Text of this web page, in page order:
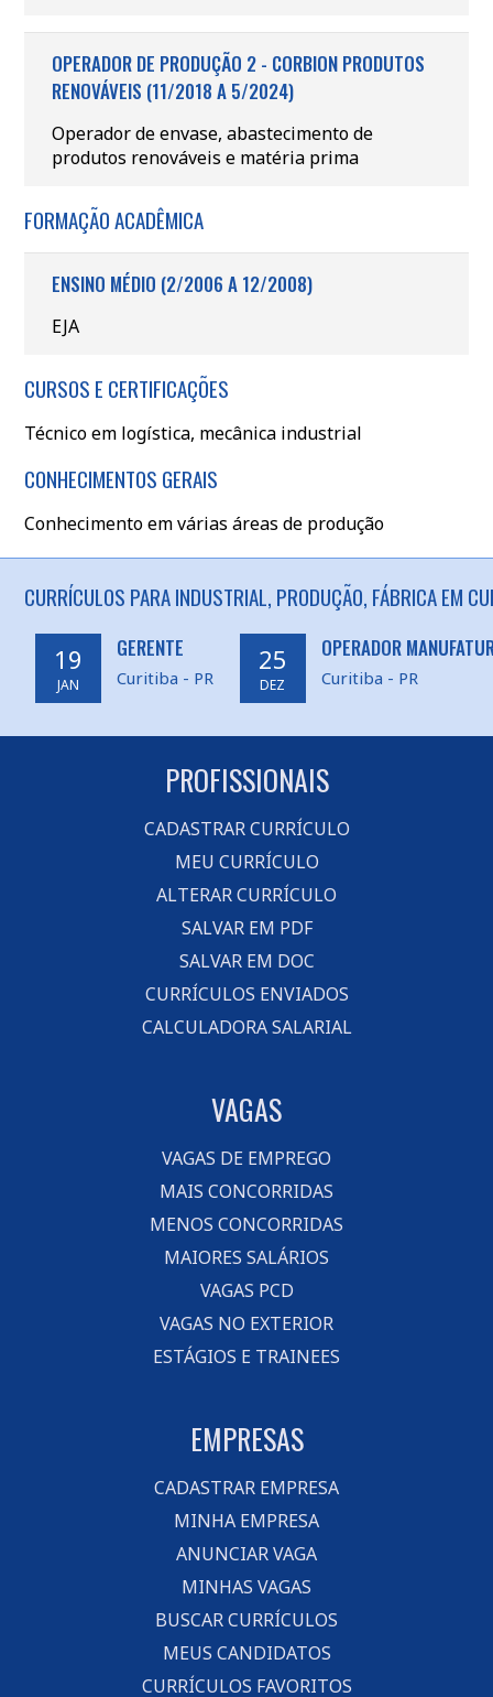
OPERADOR DE PRODUÇÃO 2 - CORBION PRODUTOS
RENOVÁVEIS (11/2018 A 5/2024)
Operador de envase, abastecimento de
produtos renováveis e matéria prima
FORMAÇÃO ACADÊMICA
ENSINO MÉDIO (2/2006 A 12/2008)
EJA
CURSOS E CERTIFICAÇÕES
Técnico em logística, mecânica industrial
CONHECIMENTOS GERAIS
Conhecimento em várias áreas de produção
CURRÍCULOS PARA INDUSTRIAL, PRODUÇÃO, FÁBRICA EM
19
JAN
GERENTE
Curitiba - PR
25
DEZ
OPERADOR
Curitiba - PR
PROFISSIONAIS
CADASTRAR CURRÍCULO
MEU CURRÍCULO
ALTERAR CURRÍCULO
SALVAR EM PDF
SALVAR EM DOC
CURRÍCULOS ENVIADOS
CALCULADORA SALARIAL
VAGAS
VAGAS DE EMPREGO
MAIS CONCORRIDAS
MENOS CONCORRIDAS
MAIORES SALÁRIOS
VAGAS PCD
VAGAS NO EXTERIOR
ESTÁGIOS E TRAINEES
EMPRESAS
CADASTRAR EMPRESA
MINHA EMPRESA
ANUNCIAR VAGA
MINHAS VAGAS
BUSCAR CURRÍCULOS
MEUS CANDIDATOS
CURRÍCULOS FAVORITOS